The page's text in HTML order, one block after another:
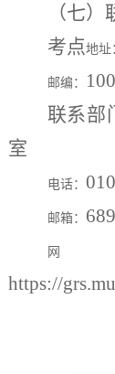
（七
考点地址
邮编：
联系部
室
电话：
邮箱：
https://